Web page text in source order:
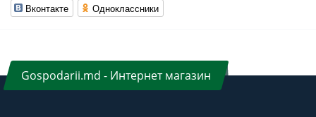
Вконтакте
Одноклассники
Gospodarii.md - Интернет магазин